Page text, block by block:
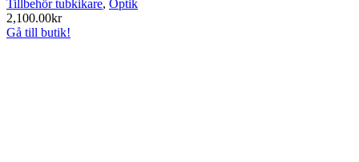
Tillbehör tubkikare, Optik
2,100.00kr
Gå till butik!